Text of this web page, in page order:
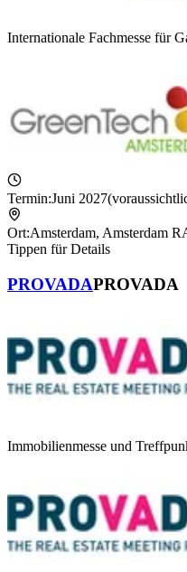
Internationale Fachmesse für
Termin:Juni 2027
Ort:Amsterdam, Amsterdam
Tippen für Details
PROVADAPROVADA
Immobilienmesse und